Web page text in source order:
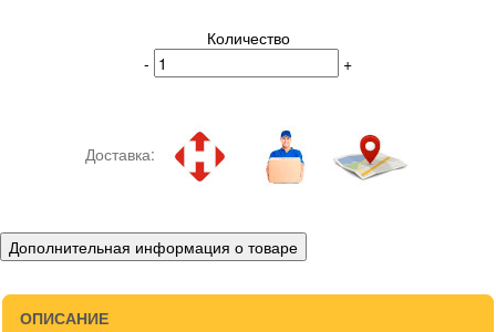
Количество
-
+
Доставка:
Дополнительная информация о товаре
ОПИСАНИЕ